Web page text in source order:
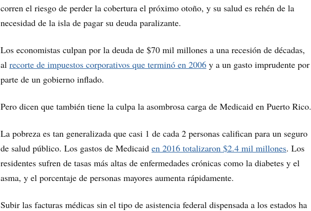
corren el riesgo de perder la cobertura el próximo otoño, y su salud es rehén de la
necesidad de la isla de pagar su deuda paralizante.
Los economistas culpan por la deuda de $70 mil millones a una recesión de décadas,
al recorte de impuestos corporativos que terminó en 2006 y a un gasto imprudente por
parte de un gobierno inflado.
Pero dicen que también tiene la culpa la asombrosa carga de Medicaid en Puerto Rico.
La pobreza es tan generalizada que casi 1 de cada 2 personas califican para un seguro
de salud público. Los gastos de Medicaid en 2016 totalizaron $2.4 mil millones. Los
residentes sufren de tasas más altas de enfermedades crónicas como la diabetes y el
asma, y ​​el porcentaje de personas mayores aumenta rápidamente.
Subir las facturas médicas sin el tipo de asistencia federal dispensada a los estados ha